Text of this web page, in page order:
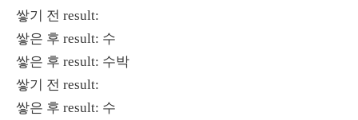
쌓기 전 result:
쌓은 후 result: 수
쌓은 후 result: 수박
쌓기 전 result:
쌓은 후 result: 수